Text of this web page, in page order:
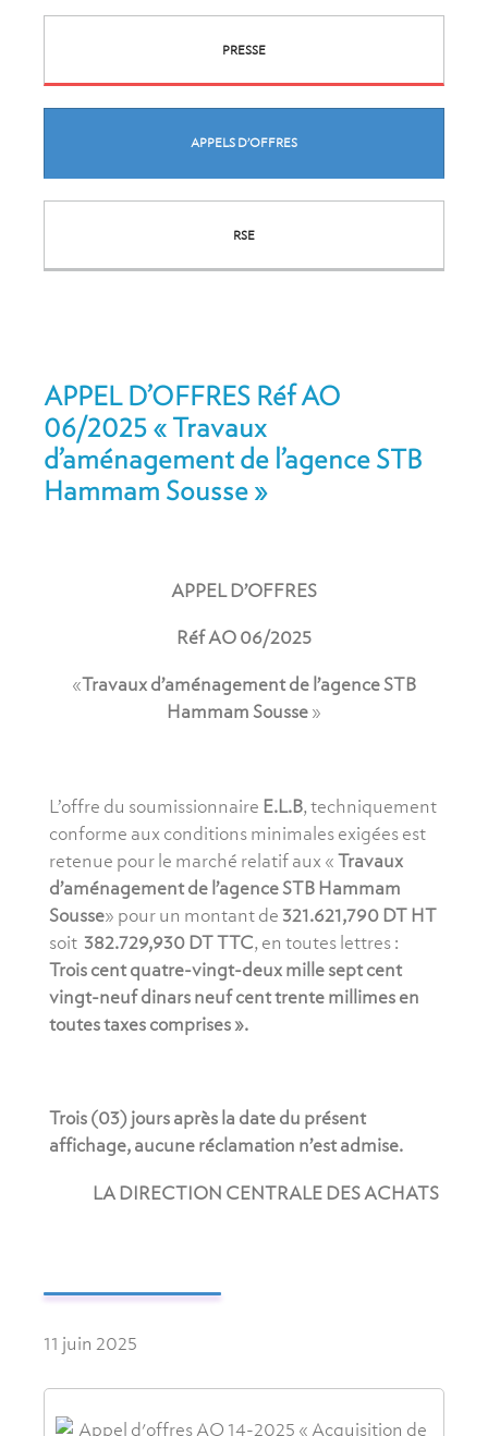
PRESSE
APPELS D’OFFRES
RSE
APPEL D’OFFRES Réf AO
06/2025 « Travaux
d’aménagement de l’agence STB
Hammam Sousse »
APPEL D’OFFRES
Réf AO 06/2025
«Travaux d’aménagement de l’agence STB
Hammam Sousse »
L’offre du soumissionnaire E.L.B, techniquement
conforme aux conditions minimales exigées est
retenue pour le marché relatif aux « Travaux
d’aménagement de l’agence STB Hammam
Sousse» pour un montant de 321.621,790 DT HT
soit 382.729,930 DT TTC, en toutes lettres :
Trois cent quatre-vingt-deux mille sept cent
vingt-neuf dinars neuf cent trente millimes en
toutes taxes comprises ».
Trois (03) jours après la date du présent
affichage, aucune réclamation n’est admise.
LA DIRECTION CENTRALE DES ACHATS
11 juin 2025